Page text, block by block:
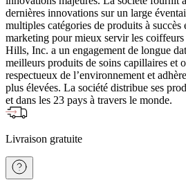
dernières innovations sur un large
multiples catégories de produits à
marketing pour mieux servir les
Hills, Inc. a un engagement de longue
meilleurs produits de soins capillaires et
respectueux de l’environnement et
plus élevées. La société distribue ses
et dans les 23 pays à travers le monde.
Livraison gratuite